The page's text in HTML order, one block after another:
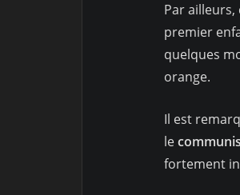
Par ailleurs,
premier
quelques
orange.
Il est
le
fortement